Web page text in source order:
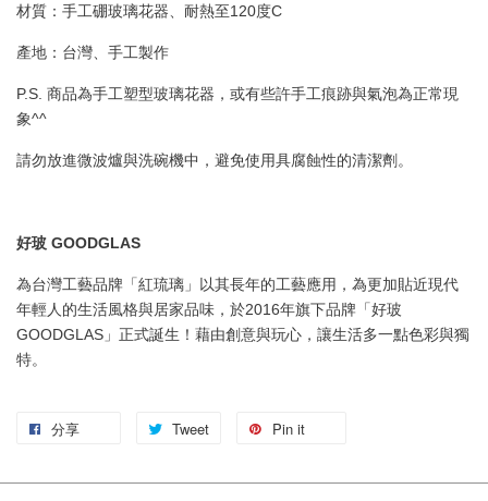
材質：手工硼玻璃花器、耐熱至120度C
產地：台灣、手工製作
P.S. 商品為手工塑型玻璃花器，或有些許手工痕跡與氣泡為正常現
象^^
請勿放進微波爐與洗碗機中，避免使用具腐蝕性的清潔劑。
好玻 GOODGLAS
為台灣工藝品牌「紅琉璃」以其長年的工藝應用，為更加貼近現代
年輕人的生活風格與居家品味，於2016年旗下品牌「好玻
GOODGLAS」正式誕生！藉由創意與玩心，讓生活多一點色彩與獨
特。
分享 Tweet Pin it